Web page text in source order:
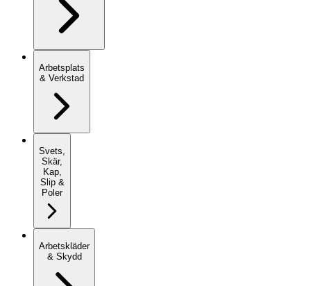
Arbetsplats
& Verkstad
Svets,
Skär,
Kap,
Slip &
Poler
Arbetskläder
& Skydd